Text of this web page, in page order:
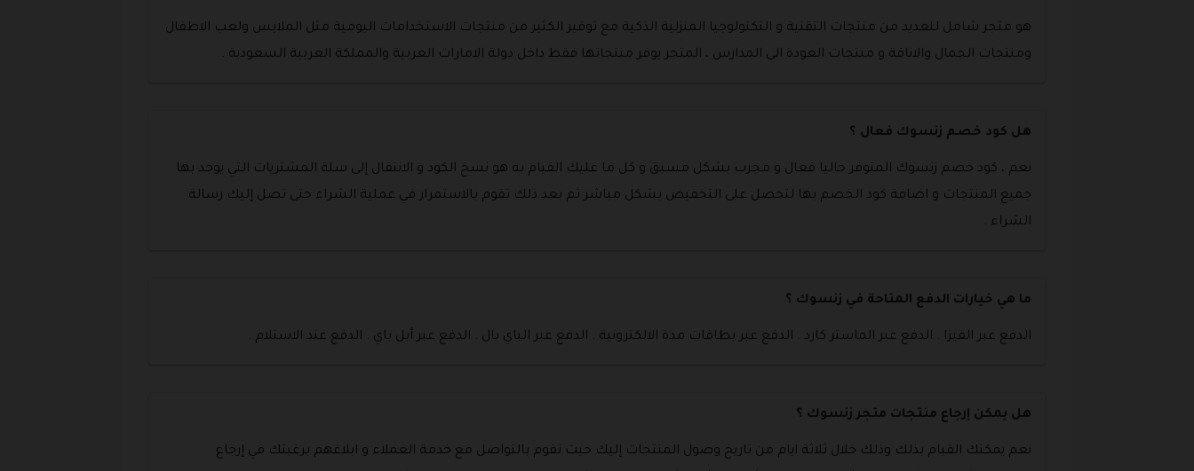
هو متجر شامل للعديد من منتجات التقنية و التكنولوجيا المنزلية الذكية مع توفير الكثير من منتجات الاستخدامات اليومية مثل الملابس ولعب الاطفال
ومنتجات الجمال والاناقة و منتجات العودة الى المدارس ، المتجر يوفر منتجاتها فقط داخل دولة الامارات العربية والمملكة العربية السعودية .
هل كود خصم زنسوك فعال ؟
نعم ، كود خصم زنسوك المتوفر حاليا فعال و مجرب بشكل مسبق و كل ما عليك القيام به هو نسخ الكود و الانتقال إلى سلة المشتريات التي يوجد بها
جميع المنتجات و اضافة كود الخصم بها لتحصل على التخفيض بشكل مباشر ثم بعد ذلك تقوم بالاستمرار في عملية الشراء حتى تصل إليك رسالة
الشراء .
ما هي خيارات الدفع المتاحة في زنسوك ؟
الدفع عبر الفيزا . الدفع عبر الماستر كارد . الدفع عبر بطاقات مدة الالكترونية . الدفع عبر الباي بال . الدفع عبر أبل باي . الدفع عند الاستلام .
هل يمكن إرجاع منتجات متجر زنسوك ؟
نعم يمكنك القيام بذلك وذلك خلال ثلاثة ايام من تاريخ وصول المنتجات إليك حيث تقوم بالتواصل مع خدمة العملاء و ابلاغهم برغبتك في إرجاع